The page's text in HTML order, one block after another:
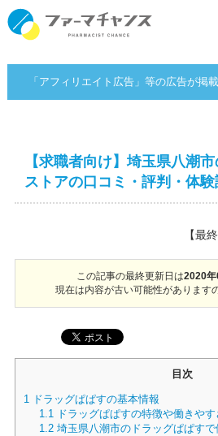
「アフィリエイト広告」等の広告が掲
【求職者向け】埼玉県八潮
ストアの口コミ・評判・体
【最
この記事の最終更新日は2020
現在は内容が古い可能性があります
目次
1ドラッグぱぱすの基本情報
1.1 ドラッグぱぱすの特徴や働きや
1.2 埼玉県八潮市のドラッグぱぱす